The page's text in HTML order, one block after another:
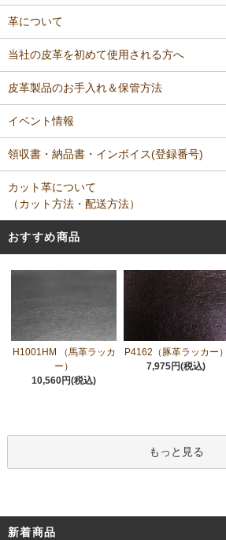
革について
当社の皮革を初めて使用される方へ
皮革製品のお手入れ＆保管方法
イベント情報
領収書・納品書・インボイス(登録番号)
カット革について
（カット方法・配送方法）
おすすめ商品
H1001HM （馬革ラッカ
ー）
10,560円(税込)
P4162（豚革ラッカー）
7,975円(税込)
もっと見る
新着商品